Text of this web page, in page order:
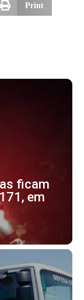
Print
ficam
em